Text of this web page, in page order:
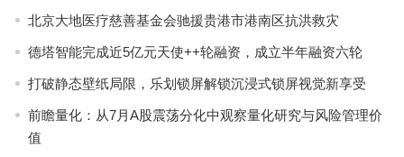
北京大地医疗慈善基金会驰援贵港市港南区抗洪救灾
德塔智能完成近5亿元天使++轮融资，成立半年融资六轮
打破静态壁纸局限，乐划锁屏解锁沉浸式锁屏视觉新享受
前瞻量化：从7月A股震荡分化中观察量化研究与风险管理价
值